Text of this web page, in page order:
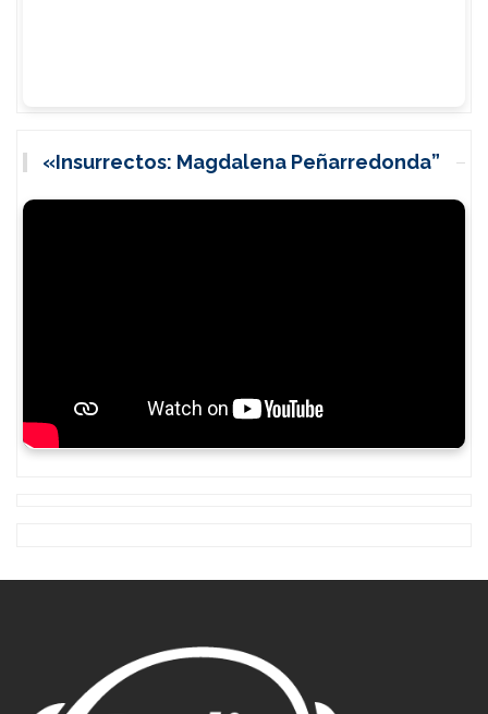
«Insurrectos: Magdalena Peñarredonda”